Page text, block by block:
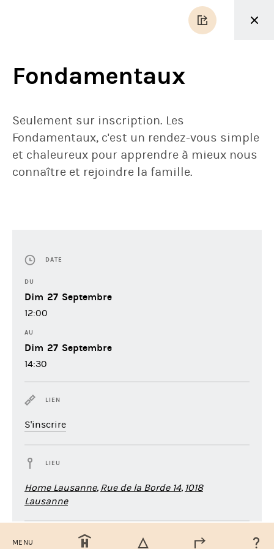
MENU
Fondamentaux
Seulement sur inscription. Les
Fondamentaux, c'est un rendez-vous simple
et chaleureux pour apprendre à mieux nous
connaître et rejoindre la famille.
DATE
DU
Dim 27 Septembre
12:00
AU
Dim 27 Septembre
14:30
LIEN
S'inscrire
LIEU
Home Lausanne, Rue de la Borde 14, 1018
Lausanne
EXPORTER